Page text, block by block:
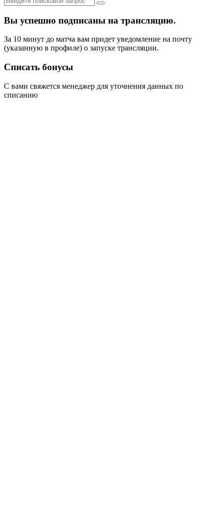
Вы успешно подписаны на трансляцию.
За 10 минут до матча вам придет уведомление на почту
(указанную в профиле) о запуске трансляции.
Списать бонусы
С вами свяжется менеджер для уточнения данных по
списанию